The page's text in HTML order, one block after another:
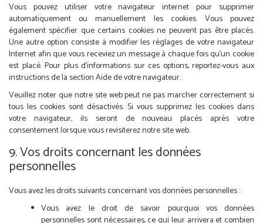
Vous pouvez utiliser votre navigateur internet pour supprimer
automatiquement ou manuellement les cookies. Vous pouvez
également spécifier que certains cookies ne peuvent pas être placés.
Une autre option consiste à modifier les réglages de votre navigateur
Internet afin que vous receviez un message à chaque fois qu’un cookie
est placé. Pour plus d’informations sur ces options, reportez-vous aux
instructions de la section Aide de votre navigateur.
Veuillez noter que notre site web peut ne pas marcher correctement si
tous les cookies sont désactivés. Si vous supprimez les cookies dans
votre navigateur, ils seront de nouveau placés après votre
consentement lorsque vous revisiterez notre site web.
9. Vos droits concernant les données
personnelles
Vous avez les droits suivants concernant vos données personnelles :
Vous avez le droit de savoir pourquoi vos données